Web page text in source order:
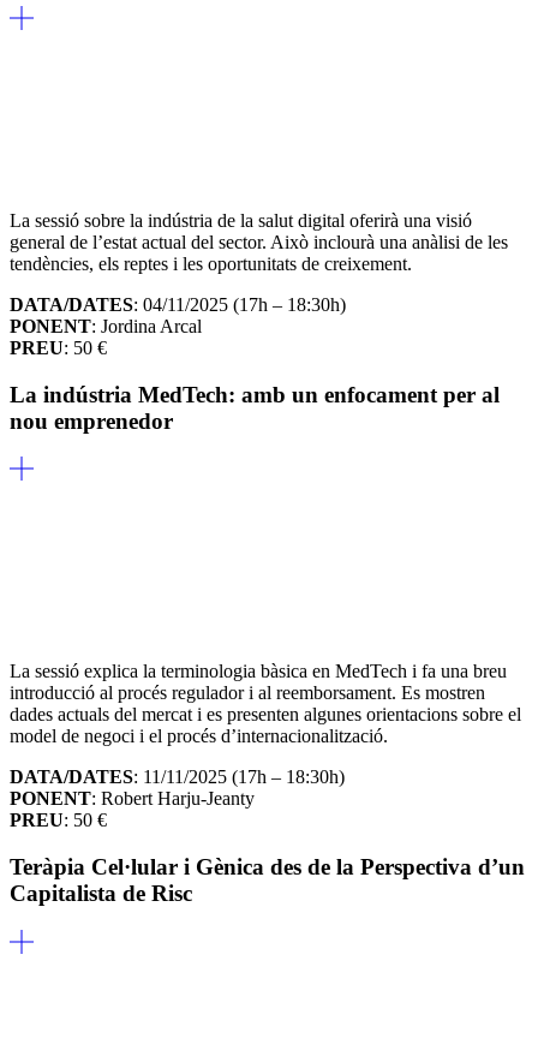
La sessió sobre la indústria de la salut digital oferirà una visió
general de l’estat actual del sector. Això inclourà una anàlisi de les
tendències, els reptes i les oportunitats de creixement.
DATA/DATES: 04/11/2025 (17h – 18:30h)
PONENT: Jordina Arcal
PREU: 50 €
La indústria MedTech: amb un enfocament per al
nou emprenedor
La sessió explica la terminologia bàsica en MedTech i fa una breu
introducció al procés regulador i al reemborsament. Es mostren
dades actuals del mercat i es presenten algunes orientacions sobre el
model de negoci i el procés d’internacionalització.
DATA/DATES: 11/11/2025 (17h – 18:30h)
PONENT: Robert Harju-Jeanty
PREU: 50 €
Teràpia Cel·lular i Gènica des de la Perspectiva d’un
Capitalista de Risc